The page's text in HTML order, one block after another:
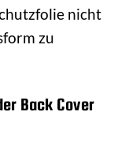
nicht
zu
Back Cover